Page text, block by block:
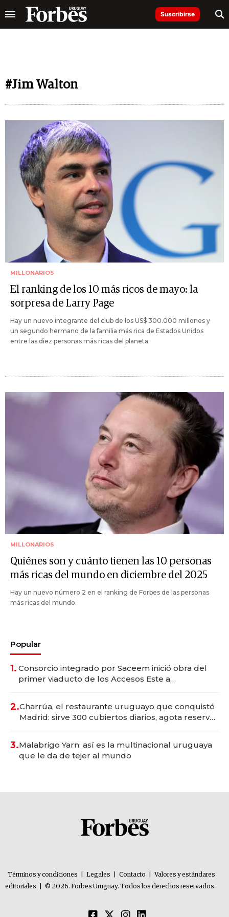
Suscribirse
#Jim Walton
MILLONARIOS
El ranking de los 10 más ricos de mayo: la
sorpresa de Larry Page
Hay un nuevo integrante del club de los US$ 300.000 millones y
un segundo hermano de la familia más rica de Estados Unidos
entre las diez personas más ricas del planeta.
MILLONARIOS
Quiénes son y cuánto tienen las 10 personas
más ricas del mundo en diciembre del 2025
Hay un nuevo número 2 en el ranking de Forbes de las personas
más ricas del mundo.
Popular
1. Consorcio integrado por Saceem inició obra del
primer viaducto de los Accesos Este a
2.Charrúa, el restaurante uruguayo que conquistó
Madrid: sirve 300 cubiertos diarios, agota reservas
3.Malabrigo Yarn: así es la multinacional uruguaya
que le da de tejer al mundo
Términos y condiciones Legales Contacto
Valores y estándares
editoriales
© 2026. Forbes Uruguay. Todos los derechos reservados.